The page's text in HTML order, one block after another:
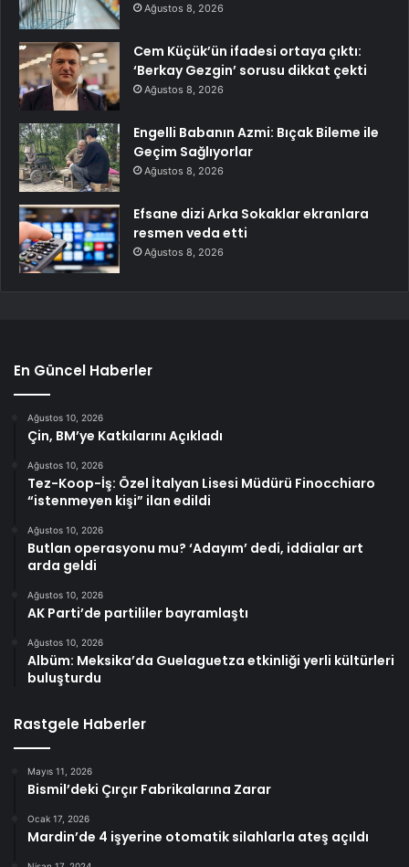
Ağustos 8, 2026
Cem Küçük’ün ifadesi ortaya çıktı:
‘Berkay Gezgin’ sorusu dikkat çekti
Ağustos 8, 2026
Engelli Babanın Azmi: Bıçak Bileme ile
Geçim Sağlıyorlar
Ağustos 8, 2026
Efsane dizi Arka Sokaklar ekranlara
resmen veda etti
Ağustos 8, 2026
En Güncel Haberler
Ağustos 10, 2026
Çin, BM’ye Katkılarını Açıkladı
Ağustos 10, 2026
Tez-Koop-İş: Özel İtalyan Lisesi Müdürü Finocchiaro
“istenmeyen kişi” ilan edildi
Ağustos 10, 2026
Butlan operasyonu mu? ‘Adayım’ dedi, iddialar art
arda geldi
Ağustos 10, 2026
AK Parti’de partililer bayramlaştı
Ağustos 10, 2026
Albüm: Meksika’da Guelaguetza etkinliği yerli kültürleri
buluşturdu
Rastgele Haberler
Mayıs 11, 2026
Bismil’deki Çırçır Fabrikalarına Zarar
Ocak 17, 2026
Mardin’de 4 işyerine otomatik silahlarla ateş açıldı